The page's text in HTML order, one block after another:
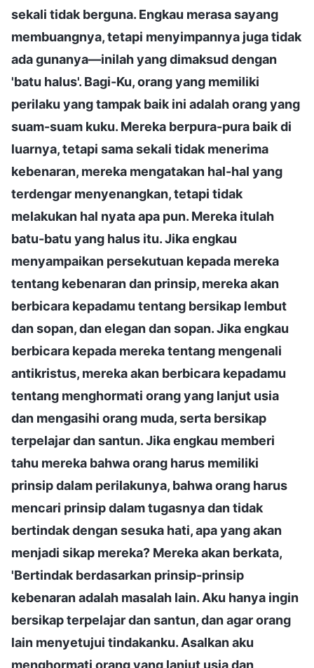
sekali tidak berguna. Engkau merasa sayang
membuangnya, tetapi menyimpannya juga tidak
ada gunanya—inilah yang dimaksud dengan
'batu halus'. Bagi-Ku, orang yang memiliki
perilaku yang tampak baik ini adalah orang yang
suam-suam kuku. Mereka berpura-pura baik di
luarnya, tetapi sama sekali tidak menerima
kebenaran, mereka mengatakan hal-hal yang
terdengar menyenangkan, tetapi tidak
melakukan hal nyata apa pun. Mereka itulah
batu-batu yang halus itu. Jika engkau
menyampaikan persekutuan kepada mereka
tentang kebenaran dan prinsip, mereka akan
berbicara kepadamu tentang bersikap lembut
dan sopan, dan elegan dan sopan. Jika engkau
berbicara kepada mereka tentang mengenali
antikristus, mereka akan berbicara kepadamu
tentang menghormati orang yang lanjut usia
dan mengasihi orang muda, serta bersikap
terpelajar dan santun. Jika engkau memberi
tahu mereka bahwa orang harus memiliki
prinsip dalam perilakunya, bahwa orang harus
mencari prinsip dalam tugasnya dan tidak
bertindak dengan sesuka hati, apa yang akan
menjadi sikap mereka? Mereka akan berkata,
'Bertindak berdasarkan prinsip-prinsip
kebenaran adalah masalah lain. Aku hanya ingin
bersikap terpelajar dan santun, dan agar orang
lain menyetujui tindakanku. Asalkan aku
menghormati orang yang lanjut usia dan